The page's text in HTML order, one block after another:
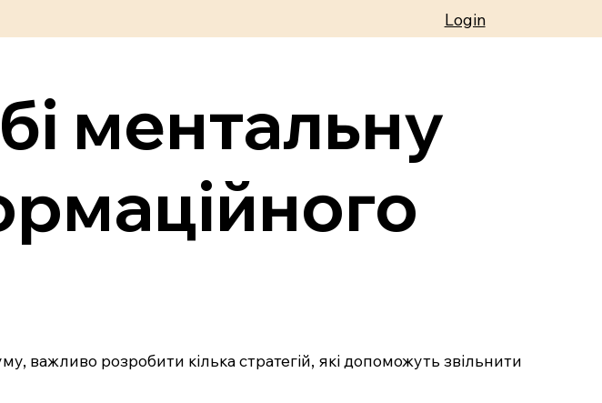
Login
ментальну
важливо розробити кілька стратегій, які допоможуть звільнити